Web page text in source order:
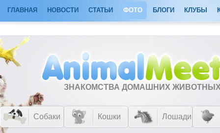
ГЛАВНАЯ НОВОСТИ СТАТЬИ ФОТО БЛОГИ КЛУБЫ
ЗНАКОМСТВА ДОМАШНИХ
Собаки Кошки Лошади